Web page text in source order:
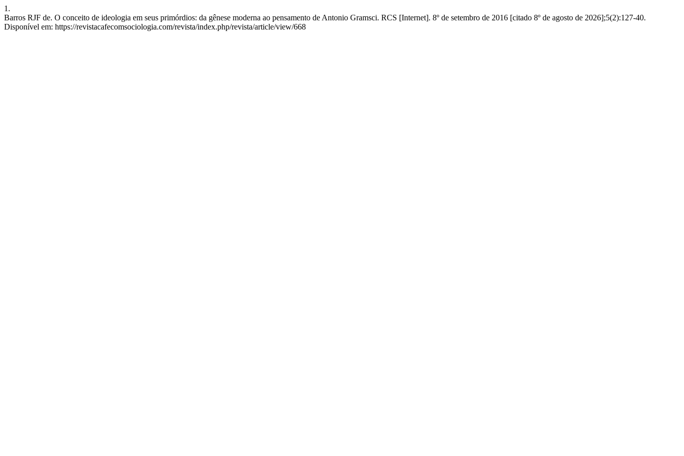
1.
Barros RJF de. O conceito de ideologia em seus primórdios: da gênese moderna ao pensamento de Antonio Gramsci. RCS [Internet]. 8º de setembro de 2016 [citado 8º de agosto de 2026];5(2):127-40.
Disponível em: https://revistacafecomsociologia.com/revista/index.php/revista/article/view/668